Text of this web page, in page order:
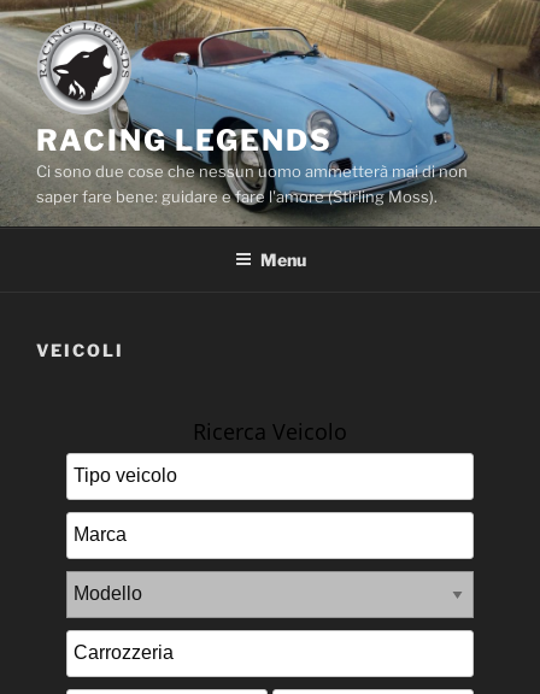
Salta
contenuto
RACING LEGENDS
Ci sono due cose che nessun uomo ammetterà mai di non
saper fare bene: guidare e fare l'amore (Stirling Moss).
Menu
VEICOLI
Ricerca Veicolo